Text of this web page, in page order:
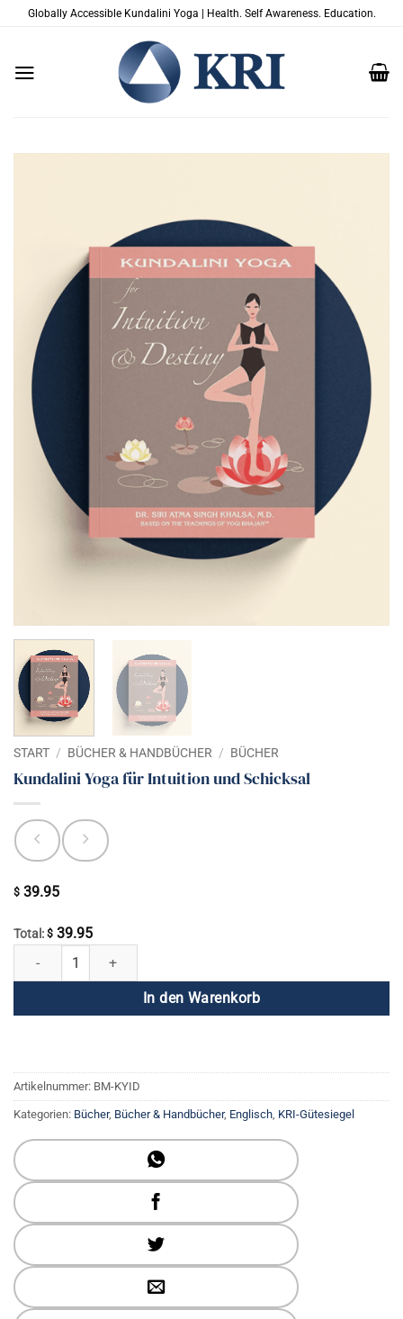
ZumGlobally Accessible Kundalini Yoga | Health. Self Awareness. Education.
START / BÜCHER & HANDBÜCHER / BÜCHER
Kundalini Yoga für Intuition und Schicksal
$ 39.95
Total: $ 39.95
Kundalini Yoga für Intuition und Schicksal Menge
In den Warenkorb
Artikelnummer: BM-KYID
Kategorien: Bücher, Bücher & Handbücher, Englisch KRI-Gütesiegel